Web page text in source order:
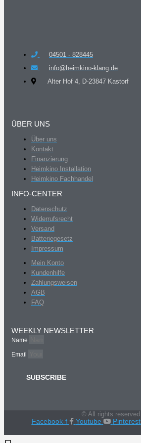
04501 - 828445
info@heimkino-klang.de
Alter Hof 4, D-23847 Kastorf
ÜBER UNS
Über uns
Kontakt
Finanzierung
Heimkino Installation
Heimkino Fachhandel
INFO-CENTER
Datenschutz
Widerrufsrecht
Versand
Batteriegesetz
Impressum
Mein Konto
Kundenhilfe
Zahlungsweisen
AGB
FAQ
WEEKLY NEWSLETTER
Name
Email
SUBSCRIBE
© All rights reserved
Facebook-f
Youtube Pinterest